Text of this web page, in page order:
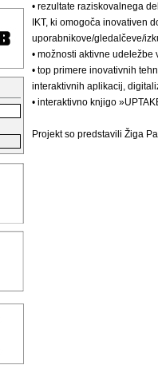
• rezultate raziskovalnega
IKT, ki omogoča inovativen
uporabnikove/gledalčeve/
• možnosti aktivne
• top primere inovativnih
interaktivnih aplikacij,
• interaktivno knjigo
Projekt so predstavili Žiga